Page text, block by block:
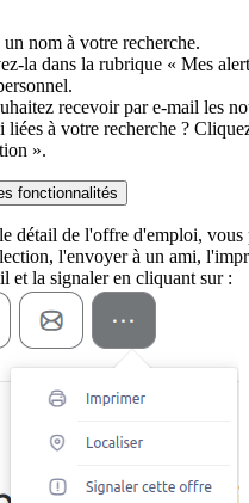
nom à votre recherche.
la dans la rubrique « Mes
recevoir par e-mail les
liées à votre recherche ?
».
fonctionnalités
détail de l'offre d'emploi, vous
l'envoyer à un ami,
et la signaler en cliquant sur :